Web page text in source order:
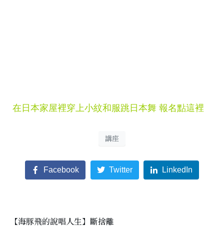
在日本家屋裡穿上小紋和服跳日本舞 報名點這裡
講座
Facebook Twitter LinkedIn
【海豚飛的說唱人生】斷捨離